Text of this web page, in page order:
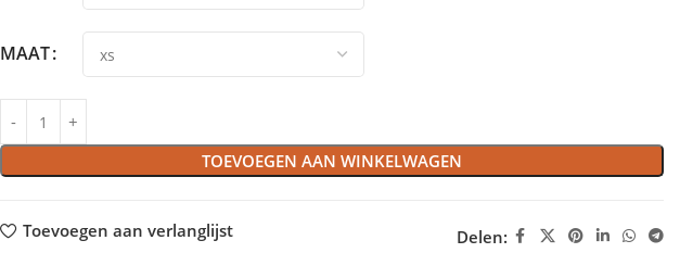
MAAT
TOEVOEGEN AAN WINKELWAGEN
Toevoegen aan verlanglijst
Delen: